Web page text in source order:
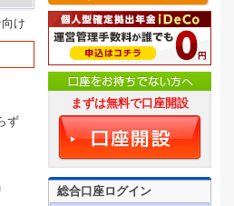
け
ず
まずは無料で口座開設
総合口座ログイン